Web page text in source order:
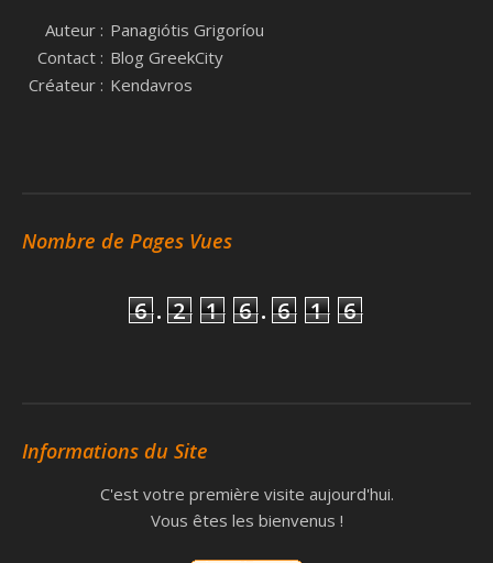
Auteur : Panagiótis Grigoríou
Contact : Blog GreekCity
Créateur : Kendavros
Nombre de Pages Vues
6 . 2 1 6 . 6 1 6
Informations du Site
C'est votre première visite aujourd'hui.
Vous êtes les bienvenus !